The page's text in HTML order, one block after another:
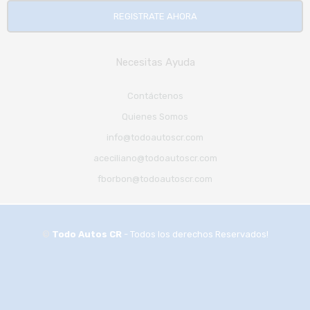
Necesitas Ayuda
Contáctenos
Quienes Somos
info@todoautoscr.com
aceciliano@todoautoscr.com
fborbon@todoautoscr.com
Todo Autos CR - Todos los derechos Reservados!